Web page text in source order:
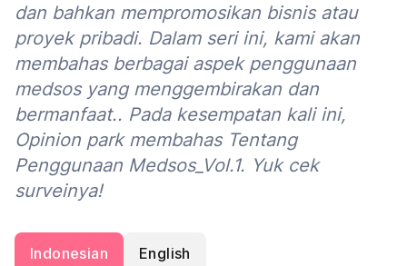
dan bahkan mempromosikan bisnis atau
proyek pribadi. Dalam seri ini, kami akan
membahas berbagai aspek penggunaan
medsos yang menggembirakan dan
bermanfaat.. Pada kesempatan kali ini,
Opinion park membahas Tentang
Penggunaan Medsos_Vol.1. Yuk cek
surveinya!
Indonesian English